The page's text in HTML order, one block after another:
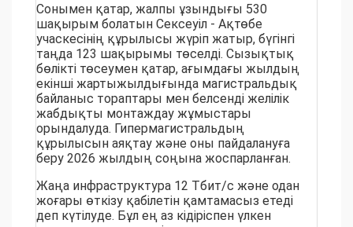
Сонымен қатар, жалпы ұзындығы 530
шақырым болатын Сексеуіл - Ақтөбе
учаскесінің құрылысы жүріп жатыр, бүгінгі
таңда 123 шақырымы төселді. Сызықтық
бөлікті төсеумен қатар, ағымдағы жылдың
екінші жартыжылдығында магистральдық
байланыс тораптары мен белсенді желілік
жабдықты монтаждау жұмыстары
орындалуда. Гипермагистральдың
құрылысын аяқтау және оны пайдалануға
беру 2026 жылдың соңына жоспарланған.
Жаңа инфраструктура 12 Тбит/с және одан
жоғары өткізу қабілетін қамтамасыз етеді
деп күтілуде. Бұл ең аз кідіріспен үлкен